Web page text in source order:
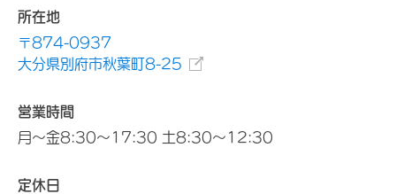
所在地
〒874-0937
大分県別府市秋葉町8-25
営業時間
月～金8:30～17:30 土8:30～12:30
定休日